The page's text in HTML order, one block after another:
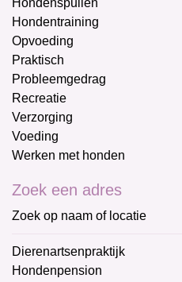
Hondenspullen
Hondentraining
Opvoeding
Praktisch
Probleemgedrag
Recreatie
Verzorging
Voeding
Werken met honden
Zoek een adres
Zoek op naam of locatie
Dierenartsenpraktijk
Hondenpension